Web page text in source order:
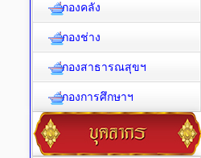
กองคลัง
กองช่าง
กองสาธารณสุขฯ
กองการศึกษาฯ